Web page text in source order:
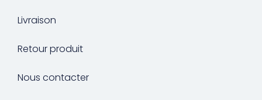
Livraison
Retour produit
Nous contacter